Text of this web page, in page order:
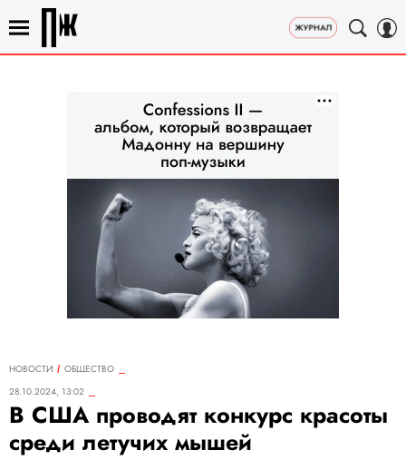
НОВОСТИ
ОБЩЕСТВО
28.10.2024, 13:02
В США проводят конкурс красоты
среди летучих мышей